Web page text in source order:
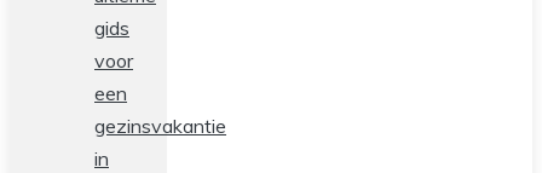
gids
voor
een
gezinsvakantie
in